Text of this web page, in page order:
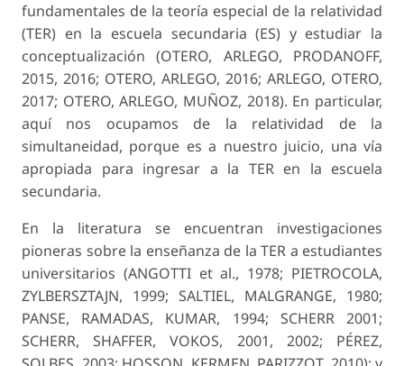
fundamentales de la teoría especial de la relatividad
(TER) en la escuela se­cundaria (ES) y estudiar la
conceptualización (OTE­RO, ARLEGO, PRODANOFF,
2015, 2016; OTERO, ARLEGO, 2016; ARLEGO, OTERO,
2017; OTERO, ARLEGO, MUÑOZ, 2018). En particular,
aquí nos ocupamos de la relatividad de la
simultaneidad, porque es a nuestro juicio, una vía
apropiada para ingresar a la TER en la escuela
secundaria.
En la literatura se encuentran investigaciones
pioneras sobre la enseñanza de la TER a estudiantes
universitarios (ANGOTTI et al., 1978; PIETROCO­LA,
ZYLBERSZTAJN, 1999; SALTIEL, MALGRANGE, 1980;
PANSE, RAMADAS, KUMAR, 1994; SCHERR 2001;
SCHERR, SHAFFER, VOKOS, 2001, 2002; PÉREZ,